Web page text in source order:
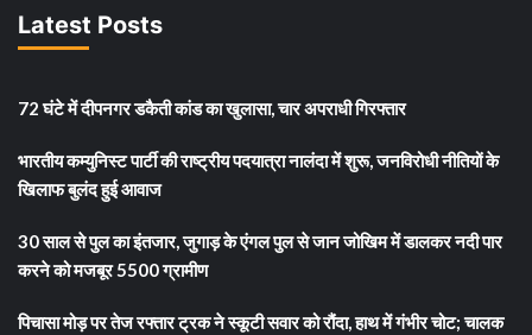
Latest Posts
72 घंटे में दीपनगर डकैती कांड का खुलासा, चार अपराधी गिरफ्तार
भारतीय कम्युनिस्ट पार्टी की राष्ट्रीय पदयात्रा नालंदा में शुरू, जनविरोधी नीतियों के
खिलाफ बुलंद हुई आवाज
30 साल से पुल का इंतजार, जुगाड़ के एंगल पुल से जान जोखिम में डालकर नदी पार
करने को मजबूर 5500 ग्रामीण
पिचासा मोड़ पर तेज रफ्तार ट्रक ने स्कूटी सवार को रौंदा, हाथ में गंभीर चोट; चालक